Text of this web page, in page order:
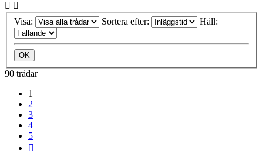
Visa: Sortera efter: Håll:
90 trådar
1
2
3
4
5